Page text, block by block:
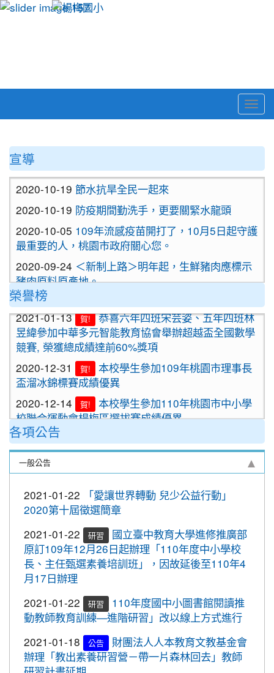
宣導
2020-10-19節水抗旱全民一起來
2020-10-19 防疫期間勤洗手，更要關緊水龍頭
2020-10-05 109年流感疫苗開打了，10月5日起守護
最重要的人，桃園市政府關心您。
2020-09-24 ＜新制上路＞明年起，生鮮豬肉應標示
豬肉原料原產地。
2020-09-24
原料原產地。
2020-09-24＜新制上路＞明年起，貢丸水餃等應標
示豬肉原料原產地
2020-09-09
重要
『109年國家防災日演習』地震速
報演練，臨震應變「趴下、掩護、穩住」
『Earthquake Disaster Drill』
2020-09-08 重要
車子在走，駕照要有。 交通部及
桃園市政府關心您！
2020-09-08 重要
停一下海闊天空，讓一下保百年
身。 交通部及桃園市政府關心您！
2020-09-08
重要
清晨夜晚穿亮衣，運動散步才放
心。 交通部與桃園市政府關心您！
節水抗旱全民一起來
2020-10-19防疫期間勤洗手，更要關緊水龍頭
2020-10-05109年流感疫苗開打了，10月5日起守護
最重要的人，桃園市政府關心您。
2020-09-24＜新制上路＞明年起，生鮮豬肉應標示
豬肉原料原產地。
2020-09-24＜新制上路＞明年起，餐廳應標示豬肉
原料原產地。
榮譽榜
2021-01-13 賀!
恭喜六年四班宋芸姿、五年四班林
昱緯參加中華多元智能教育協會舉辦超越盃全國數學
競賽, 榮獲總成績達前60%獎項
2020-12-31
賀!
本校學生參加109年桃園市理事長
盃溜冰錦標賽成績優異
2020-12-14
賀!
本校學生參加110年桃園市中小學
校聯合運動會楊梅區選拔賽成績優異
2020-12-10
園圍棋對抗賽 成績優異
2020-11-17
本校學生參加臺北市109年第38屆
2020-11-16 賀!
恭賀本校六年四班學生林恩如參加
桃園市109年度「3Q達人故事甄選活動」，榮獲EQ
類(國小組)第二名
2020-11-06 賀!
本校學生參加2020年壢運盃羽球錦
標賽成績優異
2020-10-27
跆拳道錦標賽成績優異
2020-10-27 賀!
本校學生參加109年桃園市議長盃
跆拳道錦標賽成績優異
2020-10-27 賀!
本校學生參加運動i台灣109年桃園
各項公告
一般公告
2021-01-22
「愛讓世界轉動 兒少公益行動」
2020第十屆徵選簡章
2021-01-22
研習
國立臺中教育大學進修推廣部
原訂109年12月26日起辦理「110年度中小學校
長、主任甄選素養培訓班」，因故延後至110年4
月17日辦理
2021-01-22
研習
110年度國中小圖書館閱讀推
動教師教育訓練—進階研習」改以線上方式進行
2021-01-18
公告
財團法人人本教育文教基金會
辦理「教出素養研習營－帶一片森林回去」教師